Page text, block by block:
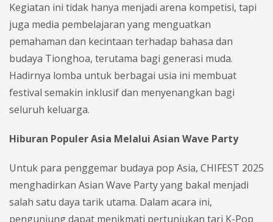
Kegiatan ini tidak hanya menjadi arena kompetisi, tapi
juga media pembelajaran yang menguatkan
pemahaman dan kecintaan terhadap bahasa dan
budaya Tionghoa, terutama bagi generasi muda.
Hadirnya lomba untuk berbagai usia ini membuat
festival semakin inklusif dan menyenangkan bagi
seluruh keluarga.
Hiburan Populer Asia Melalui Asian Wave Party
Untuk para penggemar budaya pop Asia, CHIFEST 2025
menghadirkan Asian Wave Party yang bakal menjadi
salah satu daya tarik utama. Dalam acara ini,
pengunjung dapat menikmati pertunjukan tari K-Pop